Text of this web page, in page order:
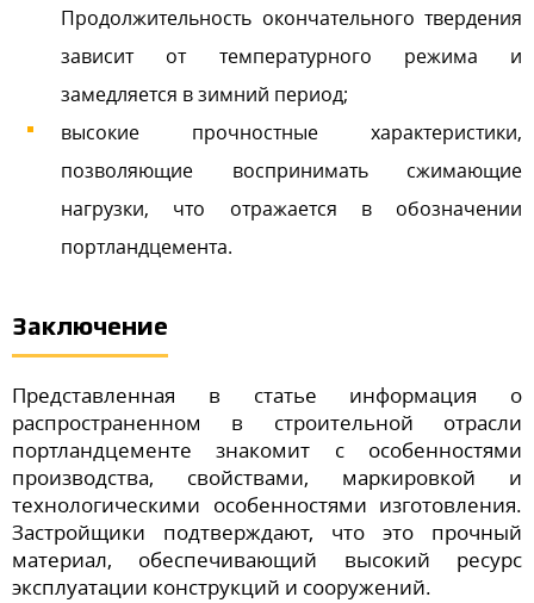
Продолжительность окончательного твердения
зависит от температурного режима и
замедляется в зимний период;
высокие прочностные характеристики,
позволяющие воспринимать сжимающие
нагрузки, что отражается в обозначении
портландцемента.
Заключение
Представленная в статье информация о
распространенном в строительной отрасли
портландцементе знакомит с особенностями
производства, свойствами, маркировкой и
технологическими особенностями изготовления.
Застройщики подтверждают, что это прочный
материал, обеспечивающий высокий ресурс
эксплуатации конструкций и сооружений.